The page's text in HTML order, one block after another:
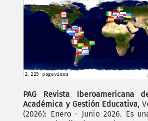
PAG Revista Iberoamericana
Académica y Gestión Educativa,
(2026): Enero - Junio 2026. Es